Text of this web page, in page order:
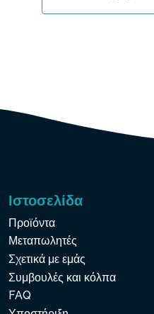
Ιστοσελίδα
Προϊόντα
Μεταπωλητές
Σχετικά με εμάς
Συμβουλές και κόλπα
FAQ